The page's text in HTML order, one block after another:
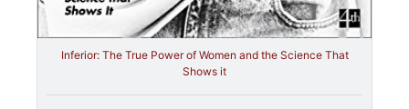
Inferior: The True Power of Women and the Science That
Shows it